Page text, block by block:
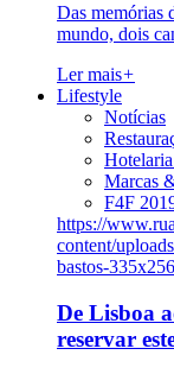
Das memórias
mundo, dois
Ler mais+
Lifestyle
Notícias
Marcas
F4F
https://
content/
bastos-
De Lisboa
reservar